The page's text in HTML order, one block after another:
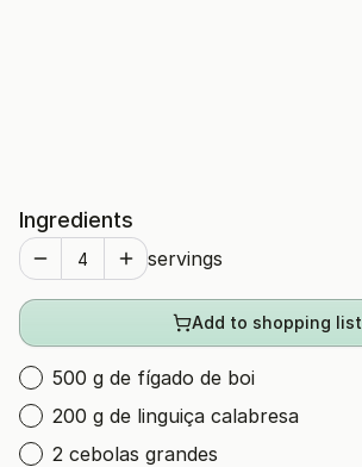
Ingredients
servings
Add to shopping list
500 g de fígado de boi
200 g de linguiça calabresa
2 cebolas grandes